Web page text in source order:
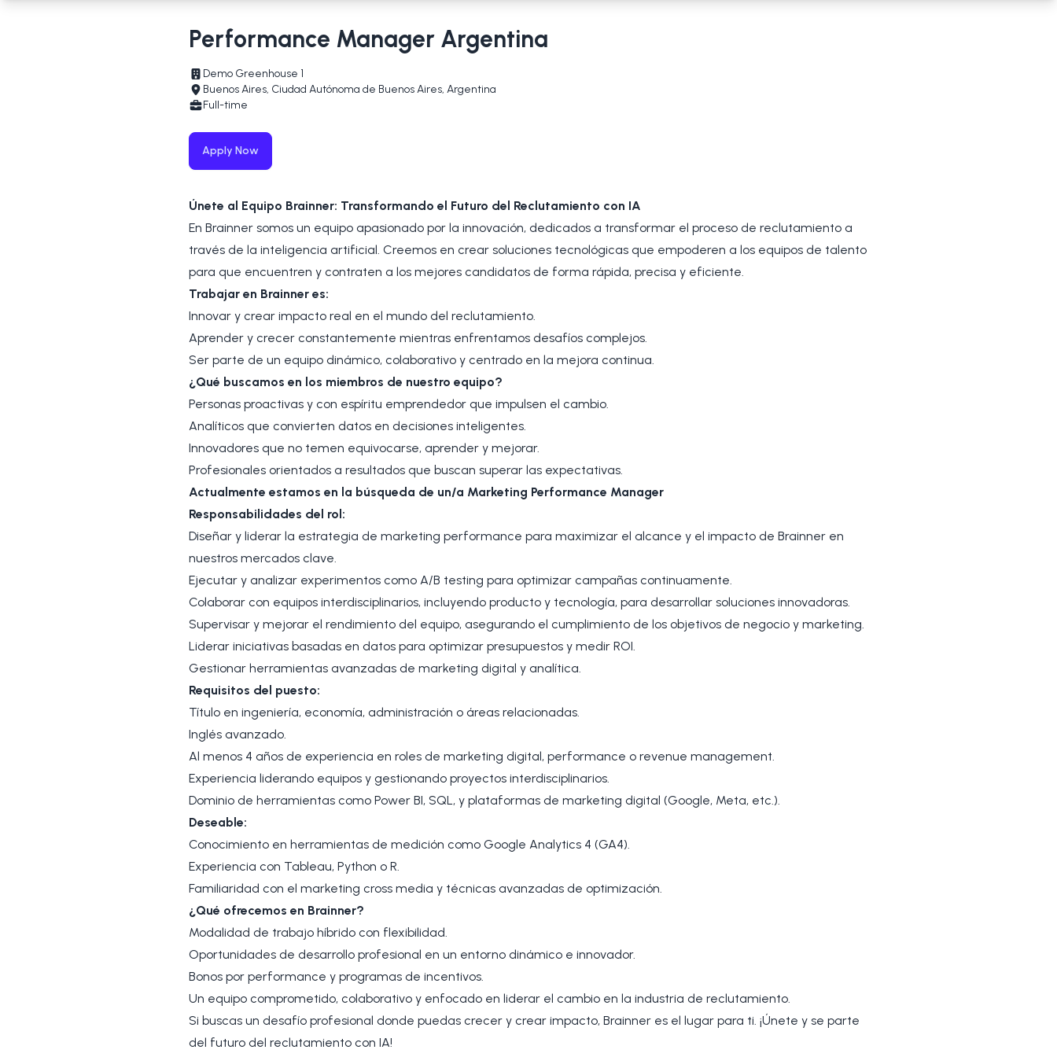
Performance Manager Argentina
Demo Greenhouse 1
Buenos Aires, Ciudad Autónoma de Buenos Aires, Argentina
Full-time
Apply Now
Únete al Equipo Brainner: Transformando el Futuro del Reclutamiento con IA
En Brainner somos un equipo apasionado por la innovación, dedicados a transformar el proceso de reclutamiento a
través de la inteligencia artificial. Creemos en crear soluciones tecnológicas que empoderen a los equipos de talento
para que encuentren y contraten a los mejores candidatos de forma rápida, precisa y eficiente.
Trabajar en Brainner es:
Innovar y crear impacto real en el mundo del reclutamiento.
Aprender y crecer constantemente mientras enfrentamos desafíos complejos.
Ser parte de un equipo dinámico, colaborativo y centrado en la mejora continua.
¿Qué buscamos en los miembros de nuestro equipo?
Personas proactivas y con espíritu emprendedor que impulsen el cambio.
Analíticos que convierten datos en decisiones inteligentes.
Innovadores que no temen equivocarse, aprender y mejorar.
Profesionales orientados a resultados que buscan superar las expectativas.
Actualmente estamos en la búsqueda de un/a Marketing Performance Manager
Responsabilidades del rol:
Diseñar y liderar la estrategia de marketing performance para maximizar el alcance y el impacto de Brainner en
nuestros mercados clave.
Ejecutar y analizar experimentos como A/B testing para optimizar campañas continuamente.
Colaborar con equipos interdisciplinarios, incluyendo producto y tecnología, para desarrollar soluciones innovadoras.
Supervisar y mejorar el rendimiento del equipo, asegurando el cumplimiento de los objetivos de negocio y marketing.
Liderar iniciativas basadas en datos para optimizar presupuestos y medir ROI.
Gestionar herramientas avanzadas de marketing digital y analítica.
Requisitos del puesto:
Título en ingeniería, economía, administración o áreas relacionadas.
Inglés avanzado.
Al menos 4 años de experiencia en roles de marketing digital, performance o revenue management.
Experiencia liderando equipos y gestionando proyectos interdisciplinarios.
Dominio de herramientas como Power BI, SQL, y plataformas de marketing digital (Google, Meta, etc.).
Deseable:
Conocimiento en herramientas de medición como Google Analytics 4 (GA4).
Experiencia con Tableau, Python o R.
Familiaridad con el marketing cross media y técnicas avanzadas de optimización.
¿Qué ofrecemos en Brainner?
Modalidad de trabajo híbrido con flexibilidad.
Oportunidades de desarrollo profesional en un entorno dinámico e innovador.
Bonos por performance y programas de incentivos.
Un equipo comprometido, colaborativo y enfocado en liderar el cambio en la industria de reclutamiento.
Si buscas un desafío profesional donde puedas crecer y crear impacto, Brainner es el lugar para ti. ¡Únete y se parte
del futuro del reclutamiento con IA!